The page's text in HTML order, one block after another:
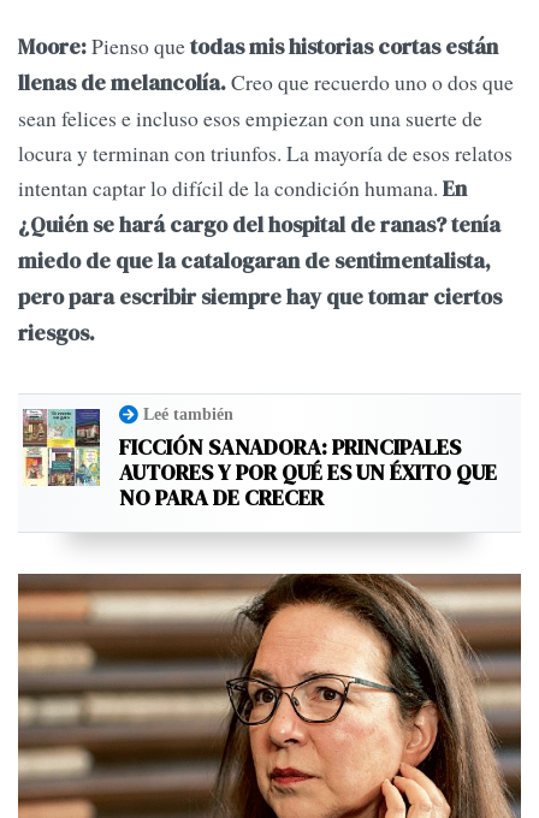
Moore:Pienso quetodas mis historias cortas están
llenas de melancolía.Creo que recuerdo uno o dos que
sean felices e incluso esos empiezan con una suerte de
locura y terminan con triunfos. La mayoría de esos relatos
intentan captar lo difícil de la condición humana. En
¿Quién se hará cargo del hospital de ranas? tenía
miedo de que la catalogaran de sentimentalista,
pero para escribir siempre hay que tomar ciertos
riesgos.
Leé también
FICCIÓN SANADORA: PRINCIPALES
AUTORES Y POR QUÉ ES UN ÉXITO QUE
NO PARA DE CRECER